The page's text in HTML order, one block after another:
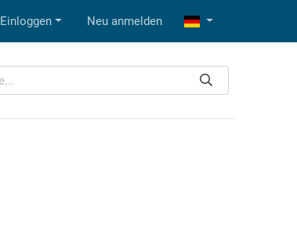
Einloggen Neu anmelden